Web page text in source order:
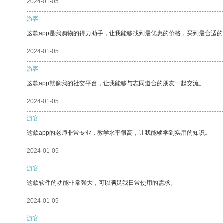
2024-01-05
游客
这款app是我购物的得力助手，让我能够找到最优惠的价格，买到最合适
2024-01-05
游客
这款app就像我的社交平台，让我能够与志同道合的朋友一起交流。
2024-01-05
游客
这款app的老师非常专业，教学水平很高，让我能够学到实用的知识。
2024-01-05
游客
这款软件的功能非常强大，可以满足我日常使用的需求。
2024-01-05
游客